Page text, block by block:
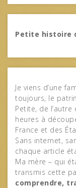
Petite histoire
Je viens d’une
toujours, le
Petite, de
heures à
France et des
Sans internet,
chaque article
Ma mère – qui
transmis cette
comprendre,